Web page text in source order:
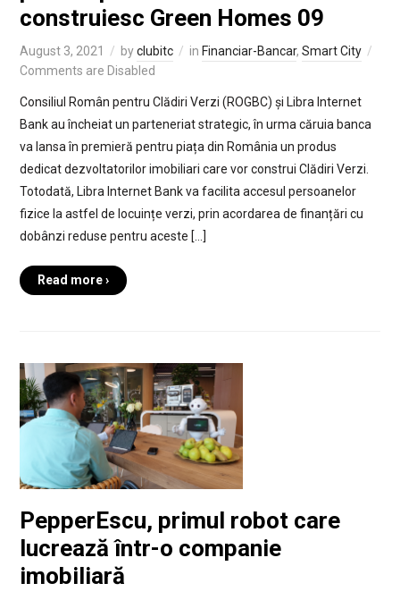
construiesc Green Homes 09
August 3, 2021 byclubitc in Financiar-Bancar, Smart City
Comments are Disabled
Consiliul Român pentru Clădiri Verzi (ROGBC) și Libra Internet
Bank au încheiat un parteneriat strategic, în urma căruia banca
va lansa în premieră pentru piața din România un produs
dedicat dezvoltatorilor imobiliari care vor construi Clădiri Verzi.
Totodată, Libra Internet Bank va facilita accesul persoanelor
fizice la astfel de locuințe verzi, prin acordarea de finanțări cu
dobânzi reduse pentru aceste […]
Read more ›
PepperEscu, primul robot care
lucrează într-o companie
imobiliară